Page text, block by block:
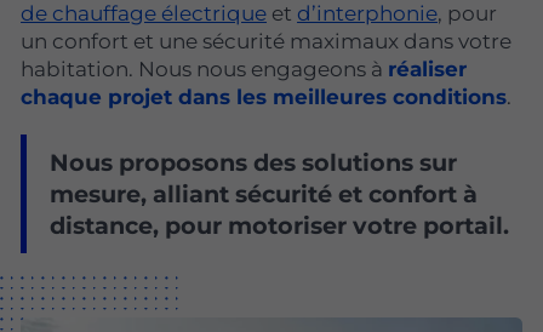
de chauffage électrique et d’interphonie, pour
un confort et une sécurité maximaux dans votre
habitation. Nous nous engageons à réaliser
chaque projet dans les meilleures conditions.
Nous proposons des solutions sur
mesure, alliant sécurité et confort à
distance, pour motoriser votre portail.